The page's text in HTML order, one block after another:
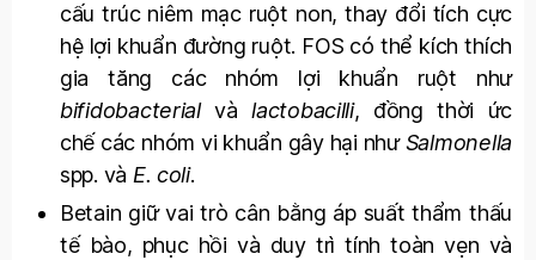
cấu trúc niêm mạc ruột non, thay đổi tích cực
hệ lợi khuẩn đường ruột. FOS có thể kích thích
gia tăng các nhóm lợi khuẩn ruột như
bifidobacterialvàlactobacilli, đồng thời ức
chế các nhóm vi khuẩn gây hại nhưSalmonella
spp. và E. coli.
Betain giữ vai trò cân bằng áp suất thẩm thấu
tế bào, phục hồi và duy trì tính toàn vẹn và